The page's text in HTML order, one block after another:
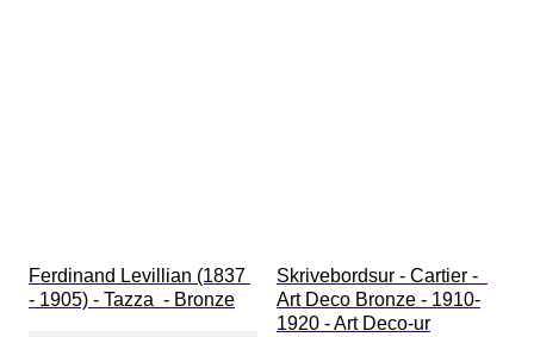
Ferdinand Levillian (1837
- 1905) - Tazza  - Bronze
Skrivebordsur - Cartier -
Art Deco Bronze - 1910-
1920 - Art Deco-ur